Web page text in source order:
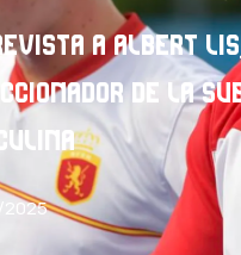
A ALBERT
DE LA